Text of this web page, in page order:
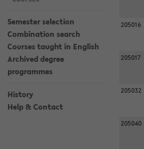
Semester selection
Combination search
Courses taught in English
Archived degree
programmes
History
Help & Contact
205016
205017
205032
205040